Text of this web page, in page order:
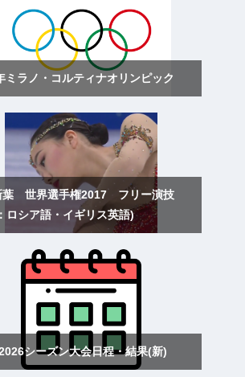
ミラノ・コルティナオリンピック
葉 世界選手権2017 フリー演技
ロシア語・イギリス英語)
シーズン大会日程・結果(新)